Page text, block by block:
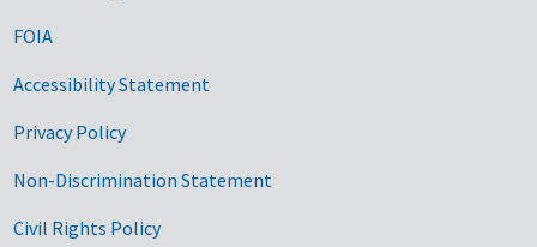
FOIA
Accessibility Statement
Privacy Policy
Non-Discrimination Statement
Civil Rights Policy